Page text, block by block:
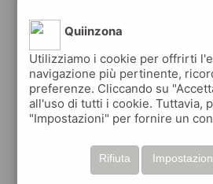
scarica gratis l'app
↴
scarica
pubblica gratis i tuoi
Quiinzona
Utilizziamo i cookie per offrirti
navigazione più pertinente,
preferenze. Cliccando su
all'uso di tutti i cookie. Tuttavia,
"Impostazioni" per fornire un
Rifiuta